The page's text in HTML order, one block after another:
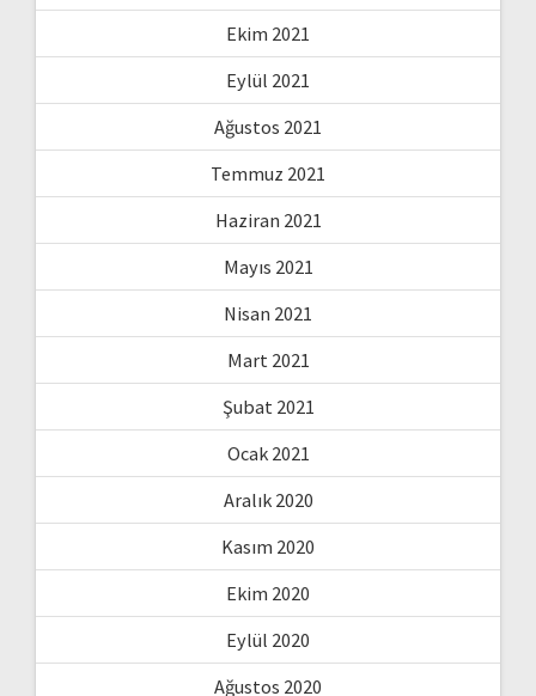
Ekim 2021
Eylül 2021
Ağustos 2021
Temmuz 2021
Haziran 2021
Mayıs 2021
Nisan 2021
Mart 2021
Şubat 2021
Ocak 2021
Aralık 2020
Kasım 2020
Ekim 2020
Eylül 2020
Ağustos 2020